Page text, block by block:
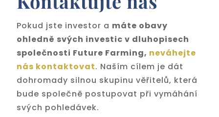
Pokud jste investor a máte obavy
ohledně svých investic v dluhopisech
společnosti Future Farming, neváhejte
nás kontaktovat. Naším cílem je dát
dohromady silnou skupinu věřitelů, která
bude společně postupovat při vymáhání
svých pohledávek.